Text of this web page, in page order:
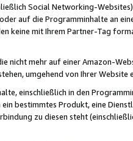
Social Networking-
auf die Programminhalte an
keine mit Ihrem Partner-Tag
nicht mehr auf einer Amazon-
umgehend von Ihrer
einschließlich in den
ein bestimmtes Produkt, eine
zu diesen steht